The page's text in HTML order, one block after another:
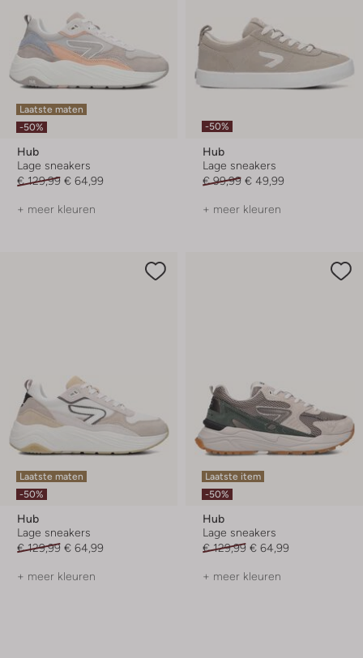
Laatste maten
-50%
Hub
Lage sneakers
€ 129,99 € 64,99
+ meer kleuren
-50%
Hub
Lage sneakers
€ 99,99 € 49,99
+ meer kleuren
Laatste maten
-50%
Hub
Lage sneakers
€ 129,99 € 64,99
+ meer kleuren
Laatste item
-50%
Hub
Lage sneakers
€ 129,99 € 64,99
+ meer kleuren